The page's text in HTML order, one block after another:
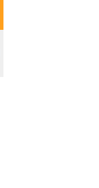
HERUNTERLADEN